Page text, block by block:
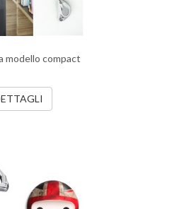
modello compact